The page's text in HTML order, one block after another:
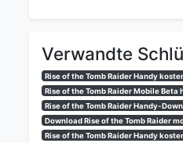
Verwandte
Rise of the Tomb Raider Handy
Rise of the Tomb Raider Mobile Beta
Rise of the Tomb Raider Handy-
Download Rise of the Tomb Raider
Rise of the Tomb Raider Handy